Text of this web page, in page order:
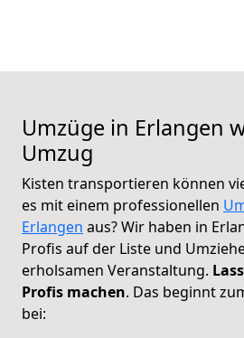
Umzüge in Erlangen
Umzug
Kisten transportieren können
es mit einem professionellen
Erlangen aus? Wir haben in
Profis auf der Liste und
erholsamen Veranstaltung.
Profis machen. Das beginnt
bei: